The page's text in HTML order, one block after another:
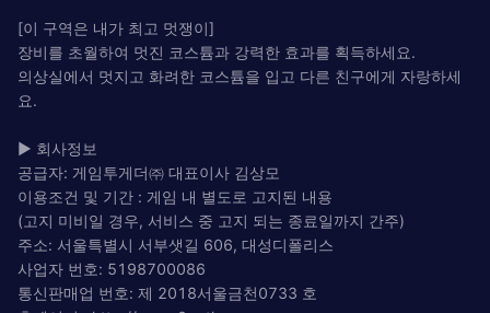
[이 구역은 내가 최고 멋쟁이]
장비를 초월하여 멋진 코스튬과 강력한 효과를 획득하세요.
의상실에서 멋지고 화려한 코스튬을 입고 다른 친구에게 자랑하세
요.
▶ 회사정보
공급자: 게임투게더㈜ 대표이사 김상모
이용조건 및 기간 : 게임 내 별도로 고지된 내용
(고지 미비일 경우, 서비스 중 고지 되는 종료일까지 간주)
주소: 서울특별시 서부샛길 606, 대성디폴리스
사업자 번호: 5198700086
통신판매업 번호: 제 2018서울금천0733 호